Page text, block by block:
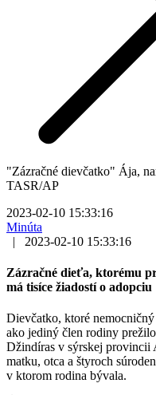
"Zázračné dievčatko" Ája,
TASR/AP
2023-02-10 15:33:16
Minúta
|
2023-02-10 15:33:16
Zázračné dieťa, ktorému
má tisíce žiadostí o adopciu
Dievčatko, ktoré
ako jediný člen rodiny
Džindíras v sýrskej provincii
matku, otca a štyroch
v ktorom rodina bývala.